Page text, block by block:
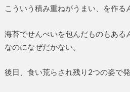
こういう積み重ねがうまい、を作る
海苔でせんべいを包んだものもある
なのになぜだかない。
後日、食い荒らされ残り2つの姿で発